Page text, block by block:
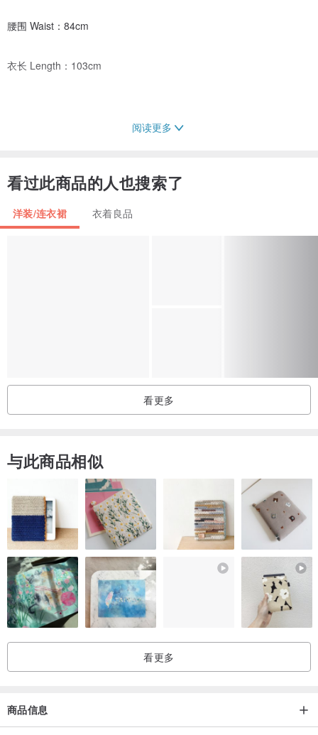
腰围 Waist：84cm
衣长 Length：103cm
。手工测量误差正负１cm为正常范围
。小店小本经营，尺寸不合、色差等问题并不在退换货范围内
。若有尺寸&颜色疑虑，欢迎至台北中山工作室现场试穿选购
【关于古着】
。古着商品每款都只有一件，找到相同款式的机率非常小，所以售出
后无法追加。
毛球、缺扣等不影响穿着的瑕疵现象。所以请务必厘清古着的定义后
阅读更多
看过此商品的人也搜索了
洋装/连衣裙 衣着良品
看更多
与此商品相似
看更多
商品信息